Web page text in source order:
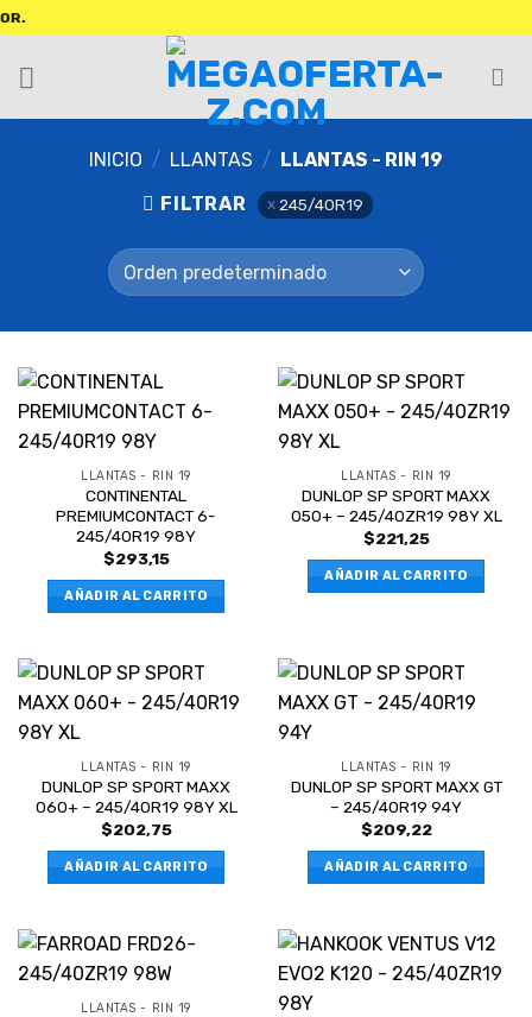
INICIO / LLANTAS / LLANTAS - RIN 19
FILTRAR
245/40R19
LLANTAS - RIN 19
CONTINENTAL
PREMIUMCONTACT 6-
245/40R19 98Y
$293,15
AÑADIR AL CARRITO
LLANTAS - RIN 19
DUNLOP SP SPORT MAXX
050+ – 245/40ZR19 98Y XL
$221,25
AÑADIR AL CARRITO
LLANTAS - RIN 19
DUNLOP SP SPORT MAXX
060+ – 245/40R19 98Y XL
$202,75
AÑADIR AL CARRITO
LLANTAS - RIN 19
DUNLOP SP SPORT MAXX GT
– 245/40R19 94Y
$209,22
AÑADIR AL CARRITO
LLANTAS - RIN 19